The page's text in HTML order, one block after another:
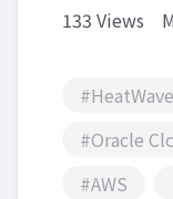
133 Views
#HeatWave
#Oracle
#AWS